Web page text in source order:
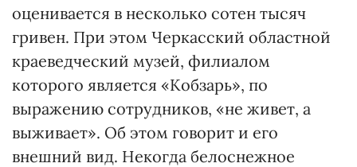
оценивается в несколько сотен тысяч
гривен. При этом Черкасский областной
краеведческий музей, филиалом
которого является «Кобзарь», по
выражению сотрудников, «не живет, а
выживает». Об этом говорит и его
внешний вид. Некогда белоснежное